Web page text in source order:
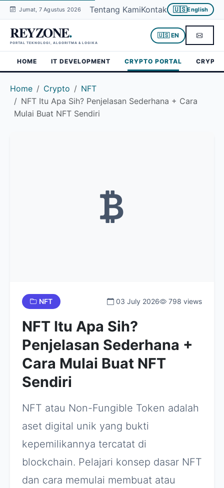
Jumat, 7 Agustus 2026 Tentang KamiKontak 🇺🇸English
REYZONE.
PORTAL TEKNOLOGI, ALGORITMA & LOGIKA
🇺🇸 EN
HOME IT DEVELOPMENT CRYPTO PORTAL
Home Crypto
NFT
NFT Itu Apa Sih? Penjelasan Sederhana + Cara
Mulai Buat NFT Sendiri
NFT 03 July 2026 798 views
NFT Itu Apa Sih?
Penjelasan Sederhana +
Cara Mulai Buat NFT
Sendiri
NFT atau Non-Fungible Token adalah
aset digital unik yang bukti
kepemilikannya tercatat di
blockchain. Pelajari konsep dasar NFT
dan cara memulai membuat atau